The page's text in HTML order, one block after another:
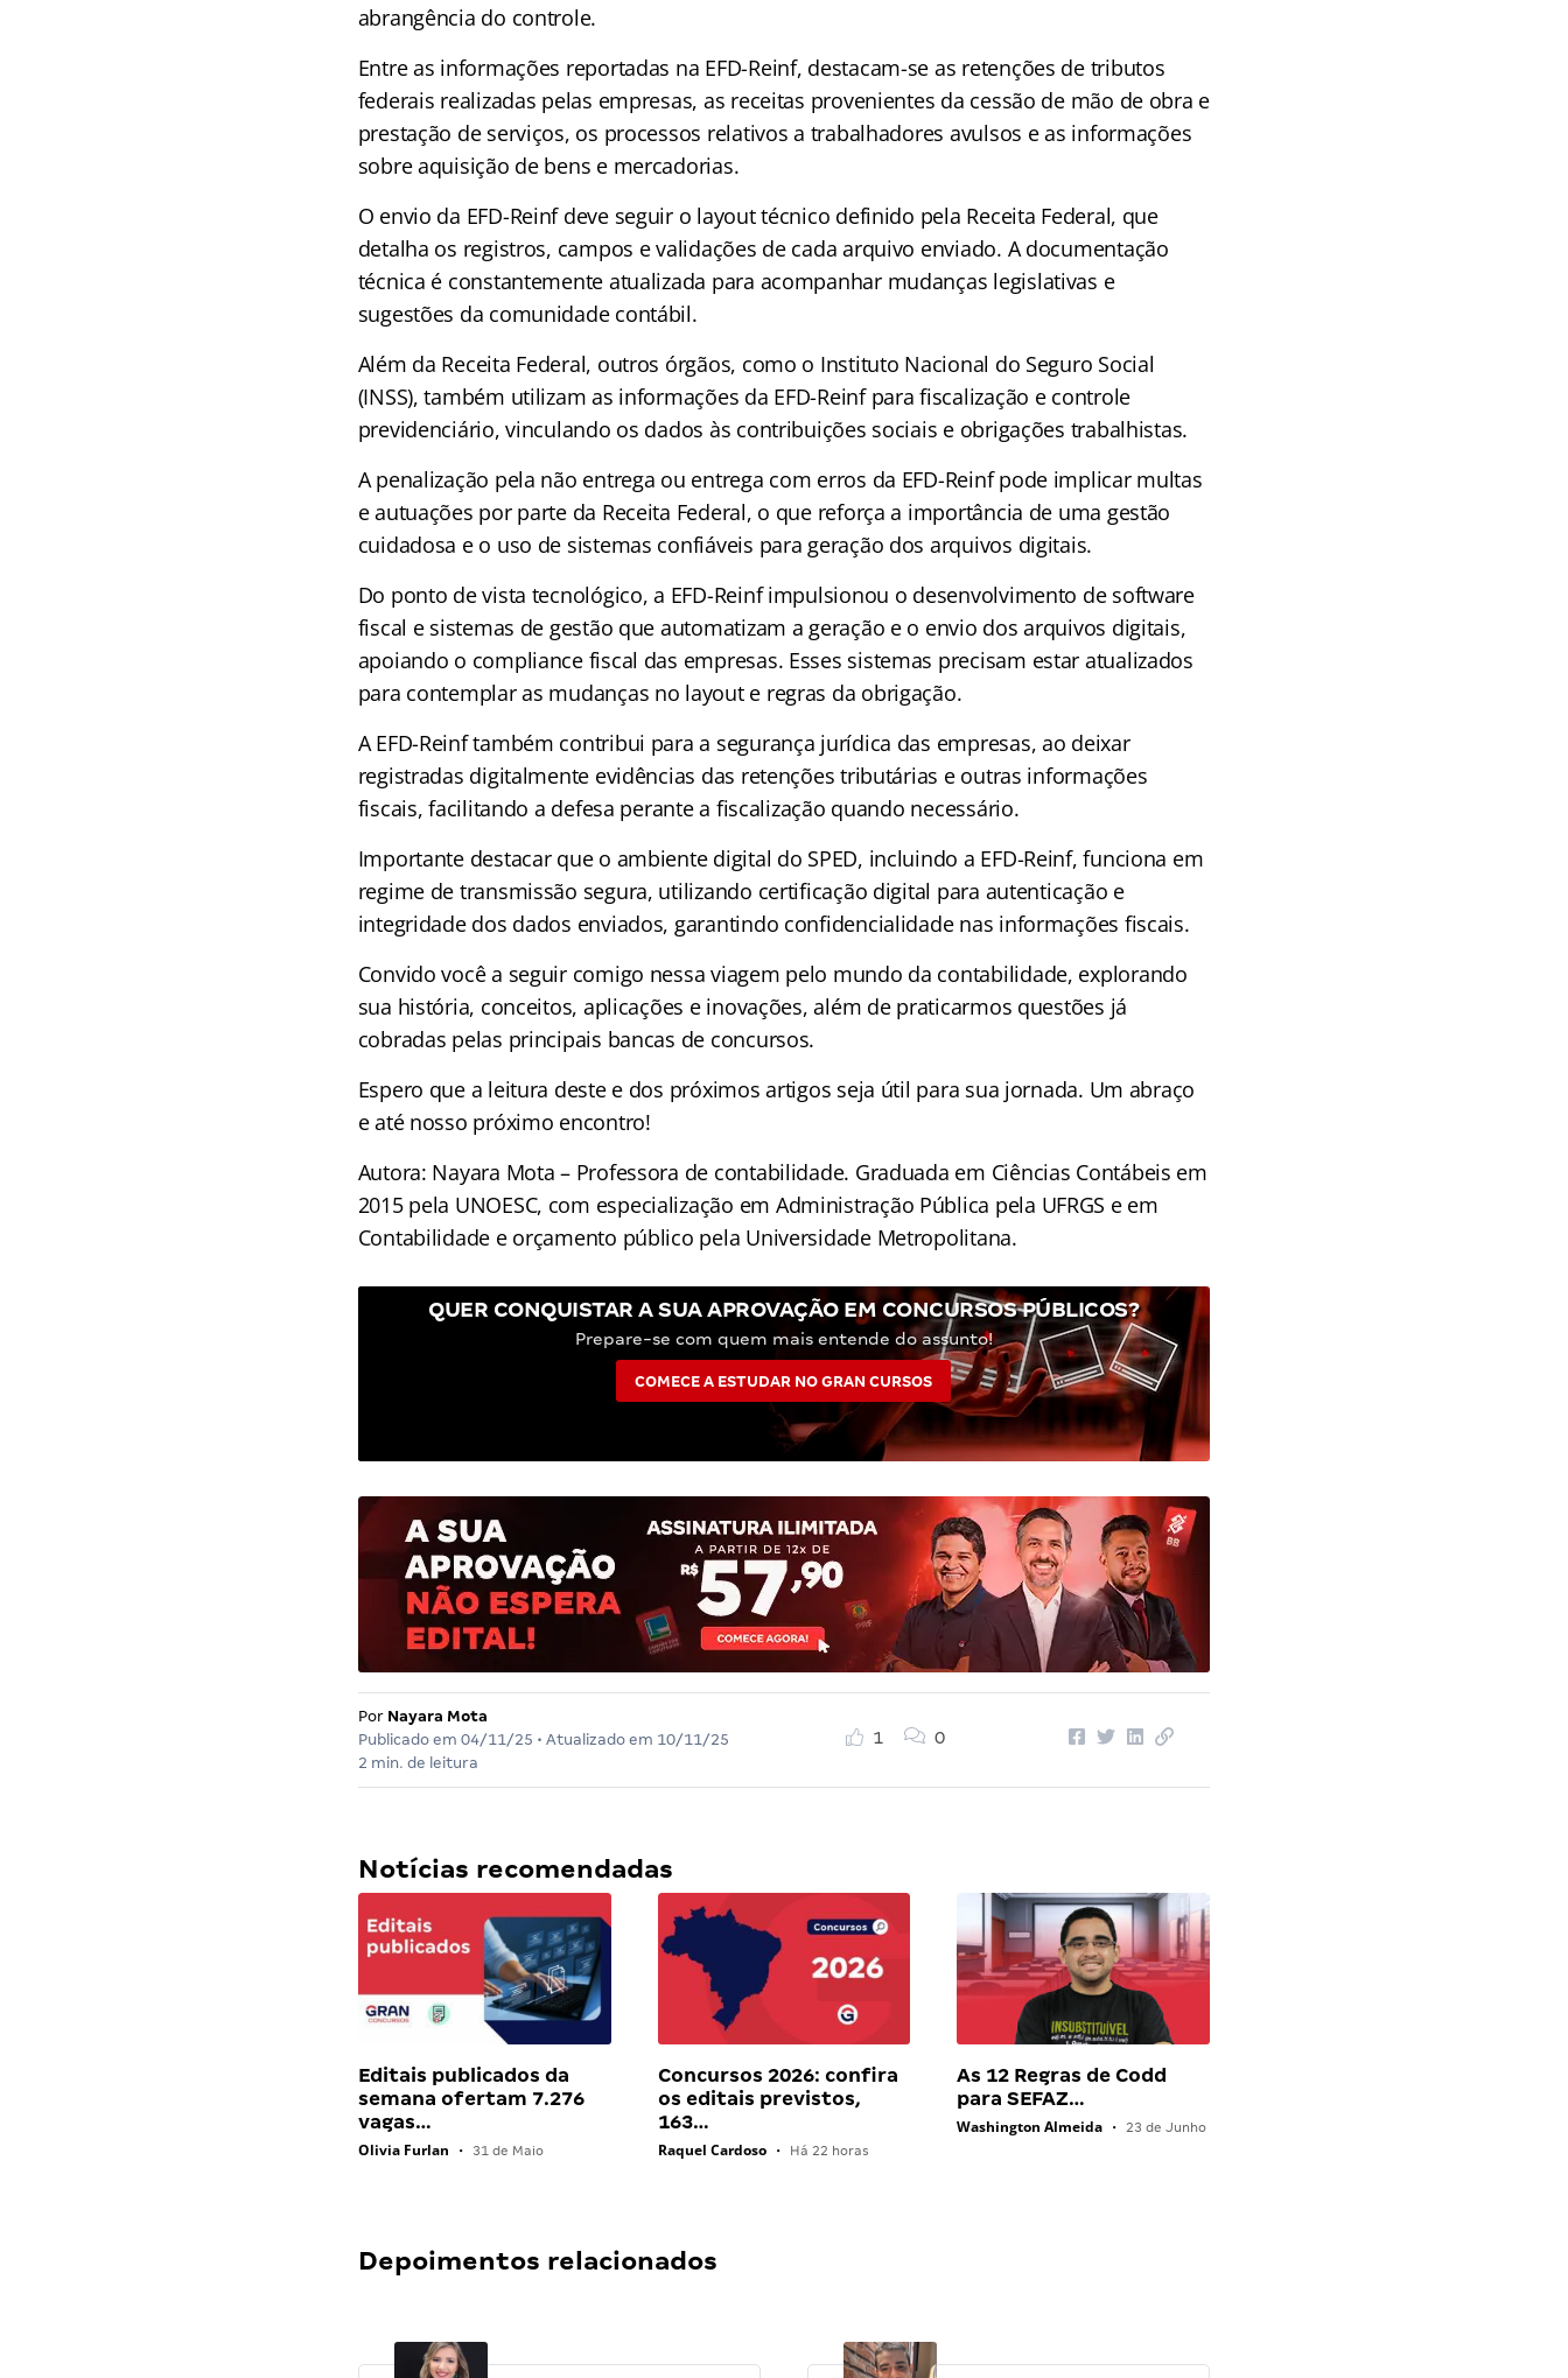
abrangência do controle.
Entre as informações reportadas na EFD-Reinf, destacam-se as retenções de tributos
federais realizadas pelas empresas, as receitas provenientes da cessão de mão de obra e
prestação de serviços, os processos relativos a trabalhadores avulsos e as informações
sobre aquisição de bens e mercadorias.
O envio da EFD-Reinf deve seguir o layout técnico definido pela Receita Federal, que
detalha os registros, campos e validações de cada arquivo enviado. A documentação
técnica é constantemente atualizada para acompanhar mudanças legislativas e
sugestões da comunidade contábil.
Além da Receita Federal, outros órgãos, como o Instituto Nacional do Seguro Social
(INSS), também utilizam as informações da EFD-Reinf para fiscalização e controle
previdenciário, vinculando os dados às contribuições sociais e obrigações trabalhistas.
A penalização pela não entrega ou entrega com erros da EFD-Reinf pode implicar multas
e autuações por parte da Receita Federal, o que reforça a importância de uma gestão
cuidadosa e o uso de sistemas confiáveis para geração dos arquivos digitais.
Do ponto de vista tecnológico, a EFD-Reinf impulsionou o desenvolvimento de software
fiscal e sistemas de gestão que automatizam a geração e o envio dos arquivos digitais,
apoiando o compliance fiscal das empresas. Esses sistemas precisam estar atualizados
para contemplar as mudanças no layout e regras da obrigação.
A EFD-Reinf também contribui para a segurança jurídica das empresas, ao deixar
registradas digitalmente evidências das retenções tributárias e outras informações
fiscais, facilitando a defesa perante a fiscalização quando necessário.
Importante destacar que o ambiente digital do SPED, incluindo a EFD-Reinf, funciona em
regime de transmissão segura, utilizando certificação digital para autenticação e
integridade dos dados enviados, garantindo confidencialidade nas informações fiscais.
Convido você a seguir comigo nessa viagem pelo mundo da contabilidade, explorando
sua história, conceitos, aplicações e inovações, além de praticarmos questões já
cobradas pelas principais bancas de concursos.
Espero que a leitura deste e dos próximos artigos seja útil para sua jornada. Um abraço
e até nosso próximo encontro!
Autora: Nayara Mota – Professora de contabilidade. Graduada em Ciências Contábeis em
2015 pela UNOESC, com especialização em Administração Pública pela UFRGS e em
Contabilidade e orçamento público pela Universidade Metropolitana.
QUER CONQUISTAR A SUA APROVAÇÃO EM CONCURSOS PÚBLICOS?
Prepare-se com quem mais entende do assunto!
COMECE A ESTUDAR NO GRAN CURSOS
Por Nayara Mota
Publicado em 04/11/25 • Atualizado em 10/11/25
2 min. de leitura
1 0
Notícias recomendadas
Editais publicados da
semana ofertam 7.276
vagas…
Olivia Furlan • 31 de Maio
Concursos 2026: confira
os editais previstos,
163…
Raquel Cardoso • Há 22 horas
As 12 Regras de Codd
para SEFAZ…
Washington Almeida • 23 de Junho
Depoimentos relacionados